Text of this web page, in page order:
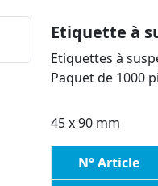
Etiquette à
Etiquettes à
Paquet de 1000
45 x 90 mm
N° Article